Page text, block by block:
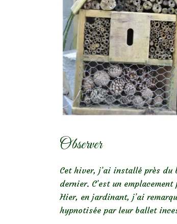
Observer
Cet hiver, j’ai installé près
dernier. C’est un
Hier, en jardinant, j’ai
hypnotisée par leur ballet